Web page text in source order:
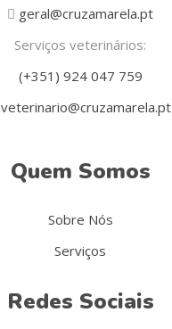
geral@cruzamarela.pt
Serviços veterinários:
(+351) 924 047 759
veterinario@cruzamarela.pt
Quem Somos
Sobre Nós
Serviços
Redes Sociais